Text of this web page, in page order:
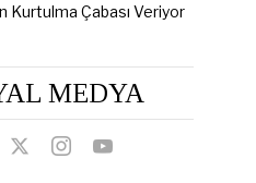
Kurtulma Çabası Veriyor
MEDYA